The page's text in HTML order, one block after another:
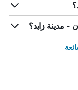
- مدينة زايد؟